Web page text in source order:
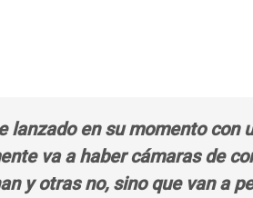
lanzado en su momento
va a haber cámaras de
y otras no, sino que van a